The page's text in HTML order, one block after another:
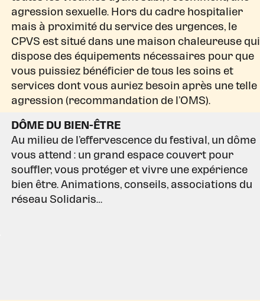
agression sexuelle. Hors du cadre hospitalier
mais à proximité du service des urgences, le
CPVS est situé dans une maison chaleureuse qui
dispose des équipements nécessaires pour que
vous puissiez bénéficier de tous les soins et
services dont vous auriez besoin après une telle
agression (recommandation de l’OMS).
DÔME DU BIEN-ÊTRE
Au milieu de l’effervescence du festival, un dôme
vous attend : un grand espace couvert pour
souffler, vous protéger et vivre une expérience
bien être. Animations, conseils, associations du
réseau Solidaris…